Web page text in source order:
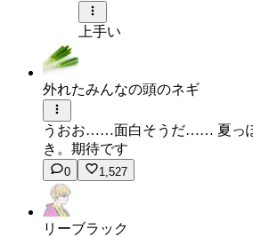
上手い
外れたみんなの頭のネギ
うおお……面白そうだ…… 夏っ
き。期待です
0 1,527
リーブラック